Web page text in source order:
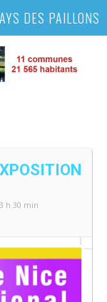
DES PAILLONS
h 30 min